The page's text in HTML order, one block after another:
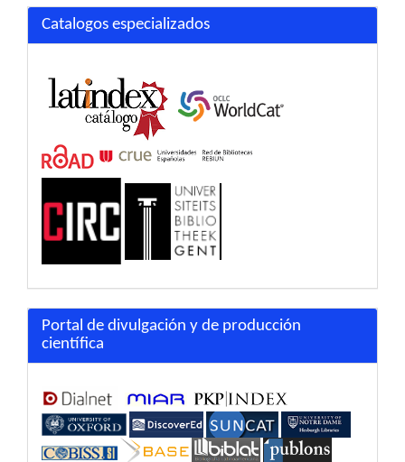
Catalogos especializados
Portal de divulgación y de producción
científica